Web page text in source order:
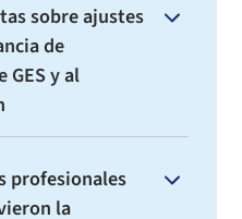
sobre ajustes
de
y al
profesionales
la